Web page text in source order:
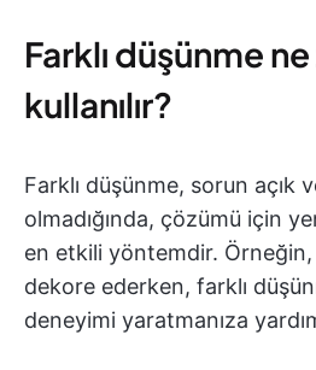
Farklı düşünme
kullanılır?
Farklı düşünme, sorun açık
olmadığında, çözümü için
en etkili yöntemdir.
dekore ederken, farklı
deneyimi yaratmanıza